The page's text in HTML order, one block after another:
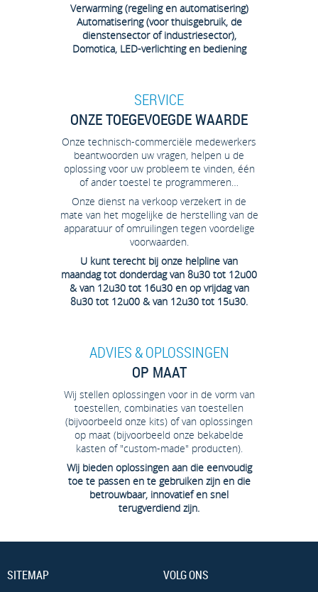
Verwarming (regeling en automatisering)
Automatisering (voor thuisgebruik, de
dienstensector of industriesector),
Domotica, LED-verlichting en bediening
SERVICE
ONZE TOEGEVOEGDE WAARDE
Onze technisch-commerciële medewerkers
beantwoorden uw vragen, helpen u de
oplossing voor uw probleem te vinden, één
of ander toestel te programmeren…
Onze dienst na verkoop verzekert in de
mate van het mogelijke de herstelling van de
apparatuur of omruilingen tegen voordelige
voorwaarden.
U kunt terecht bij onze helpline van
maandag tot donderdag van 8u30 tot 12u00
& van 12u30 tot 16u30 en op vrijdag van
8u30 tot 12u00 & van 12u30 tot 15u30.
ADVIES & OPLOSSINGEN
OP MAAT
Wij stellen oplossingen voor in de vorm van
toestellen, combinaties van toestellen
(bijvoorbeeld onze kits) of van oplossingen
op maat (bijvoorbeeld onze bekabelde
kasten of "custom-made" producten).
Wij bieden oplossingen aan die eenvoudig
toe te passen en te gebruiken zijn en die
betrouwbaar, innovatief en snel
terugverdiend zijn.
SITEMAP VOLG ONS